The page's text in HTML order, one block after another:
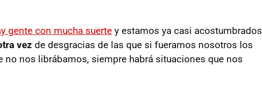
gente con mucha suerte y estamos ya casi acostumbrados
vez de desgracias de las que si fueramos nosotros los
no nos librábamos, siempre habrá situaciones que nos